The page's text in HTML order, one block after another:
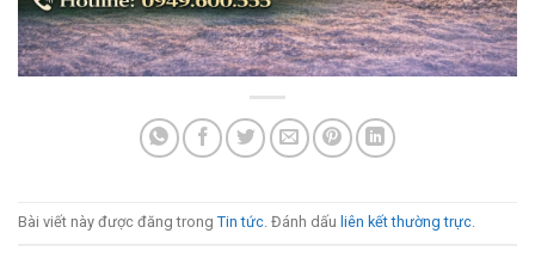
Bài viết này được đăng trong Tin tức. Đánh dấu liên kết thường trực.